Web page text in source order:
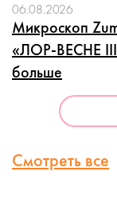
06.08.2026
Микроскоп
«ЛОР-ВЕСНЕ
больше
Смотреть все